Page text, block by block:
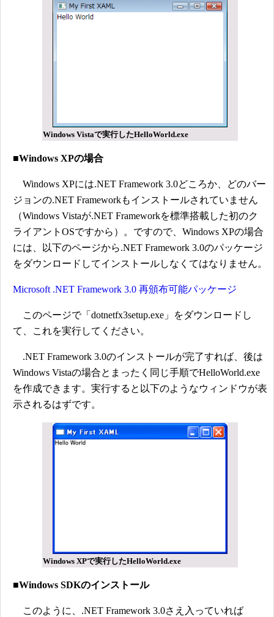
Windows Vistaで実行したHelloWorld.exe
■Windows XPの場合
Windows XPには.NET Framework 3.0どころか、どのバー
ジョンの.NET Frameworkもインストールされていません
（Windows Vistaが.NET Frameworkを標準搭載した初のク
ライアントOSですから）。ですので、Windows XPの場合
には、以下のページから.NET Framework 3.0のパッケージ
をダウンロードしてインストールしなくてはなりません。
Microsoft .NET Framework 3.0 再頒布可能パッケージ
このページで「dotnetfx3setup.exe」をダウンロードし
て、これを実行してください。
.NET Framework 3.0のインストールが完了すれば、後は
Windows Vistaの場合とまったく同じ手順でHelloWorld.exe
を作成できます。実行すると以下のようなウィンドウが表
示されるはずです。
Windows XPで実行したHelloWorld.exe
■Windows SDKのインストール
このように、.NET Framework 3.0さえ入っていれば